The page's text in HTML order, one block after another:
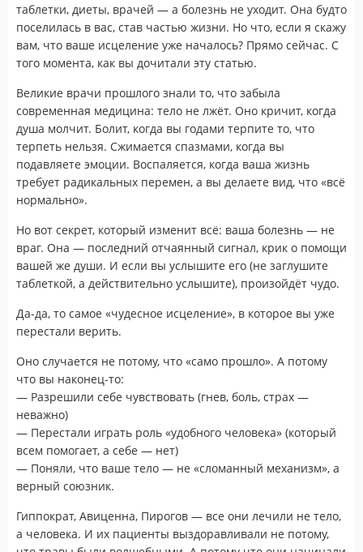
таблетки, диеты, врачей — а болезнь не уходит. Она будто
поселилась в вас, став частью жизни. Но что, если я скажу
вам, что ваше исцеление уже началось? Прямо сейчас. С
того момента, как вы дочитали эту статью.
Великие врачи прошлого знали то, что забыла
современная медицина: тело не лжёт. Оно кричит, когда
душа молчит. Болит, когда вы годами терпите то, что
терпеть нельзя. Сжимается спазмами, когда вы
подавляете эмоции. Воспаляется, когда ваша жизнь
требует радикальных перемен, а вы делаете вид, что «всё
нормально».
Но вот секрет, который изменит всё: ваша болезнь — не
враг. Она — последний отчаянный сигнал, крик о помощи
вашей же души. И если вы услышите его (не заглушите
таблеткой, а действительно услышите), произойдёт чудо.
Да-да, то самое «чудесное исцеление», в которое вы уже
перестали верить.
Оно случается не потому, что «само прошло». А потому
что вы наконец-то:
— Разрешили себе чувствовать (гнев, боль, страх —
неважно)
— Перестали играть роль «удобного человека» (который
всем помогает, а себе — нет)
— Поняли, что ваше тело — не «сломанный механизм», а
верный союзник.
Гиппократ, Авиценна, Пирогов — все они лечили не тело,
а человека. И их пациенты выздоравливали не потому,